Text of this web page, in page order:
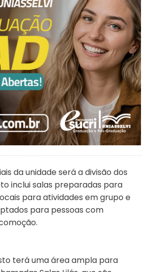
da unidade será a divisão dos
inclui salas preparadas para
para atividades em grupo e
para pessoas com
terá uma área ampla para